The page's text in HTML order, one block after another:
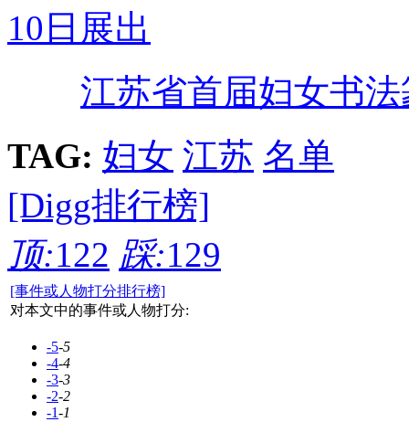
10日展出
江苏省首届妇女书
TAG: 妇女 江苏 名单
[Digg排行榜]
顶:122 踩:129
[事件或人物打分排行榜]
对本文中的事件或人物打分:
-5-5
-4-4
-3-3
-2-2
-1-1